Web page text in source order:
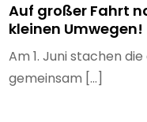
Auf großer Fahrt
kleinen Umwegen!
Am 1. Juni stachen
gemeinsam […]